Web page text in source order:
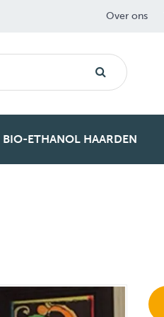
Over ons
BIO-ETHANOL HAARDEN